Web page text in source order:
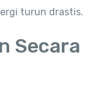
turun drastis.
Secara